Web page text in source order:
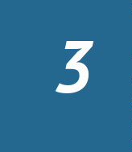
3